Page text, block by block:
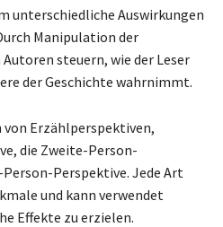
unterschiedliche Auswirkungen
Manipulation der
steuern, wie der Leser
der Geschichte wahrnimmt.
von Erzählperspektiven,
die Zweite-Person-
Perspektive. Jede Art
und kann verwendet
Effekte zu erzielen.